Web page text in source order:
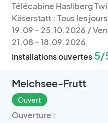
Télécabine Hasliberg
Käserstatt : Tous les
19.09 - 25.10.2026 /
21.08 - 18.09.2026
Installations ouvertes 5/
Melchsee-Frutt
Ouvert
Ouverture :